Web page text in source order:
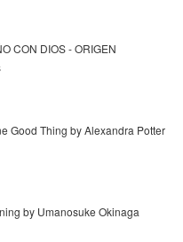
CON DIOS - ORIGEN
Good Thing by Alexandra Potter
by Umanosuke Okinaga